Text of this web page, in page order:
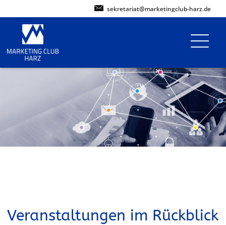
sekretariat@marketingclub-harz.de
Veranstaltungen im Rückblick